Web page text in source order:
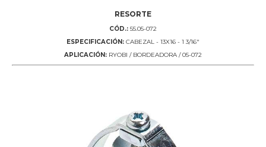
RESORTE
CÓD.: 55.05-072
ESPECIFICACIÓN: CABEZAL - 13X16 - 1 3/16"
APLICACIÓN: RYOBI / BORDEADORA / 05-072